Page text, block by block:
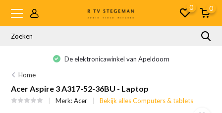
0 0
De elektronicawinkel van Apeldoorn
Home
Acer Aspire 3 A317-52-36BU - Laptop
Merk:Acer Bekijk alles Computers & tablets